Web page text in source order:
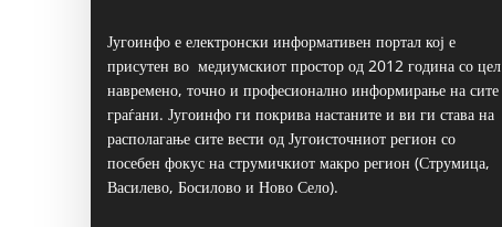
Југоинфо е електронски информативен портал кој е
присутен во медиумскиот простор од 2012 година со цел
навремено, точно и професионално информирање на сите
граѓани. Југоинфо ги покрива настаните и ви ги става на
располагање сите вести од Југоисточниот регион со
посебен фокус на струмичкиот макро регион (Струмица,
Василево, Босилово и Ново Село).